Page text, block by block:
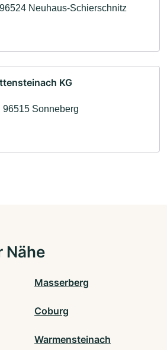
Neuhaus-Schierschnitz
KG
96515 Sonneberg
Nähe
Masserberg
Coburg
Warmensteinach